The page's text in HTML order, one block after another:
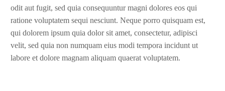
odit aut fugit, sed quia consequuntur magni dolores eos qui
ratione voluptatem sequi nesciunt. Neque porro quisquam est,
qui dolorem ipsum quia dolor sit amet, consectetur, adipisci
velit, sed quia non numquam eius modi tempora incidunt ut
labore et dolore magnam aliquam quaerat voluptatem.